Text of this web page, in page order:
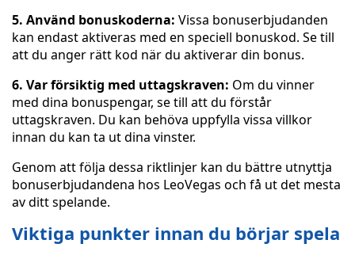
5. Använd bonuskoderna: Vissa bonuserbjudanden
kan endast aktiveras med en speciell bonuskod. Se till
att du anger rätt kod när du aktiverar din bonus.
6. Var försiktig med uttagskraven: Om du vinner
med dina bonuspengar, se till att du förstår
uttagskraven. Du kan behöva uppfylla vissa villkor
innan du kan ta ut dina vinster.
Genom att följa dessa riktlinjer kan du bättre utnyttja
bonuserbjudandena hos LeoVegas och få ut det mesta
av ditt spelande.
Viktiga punkter innan du börjar spela